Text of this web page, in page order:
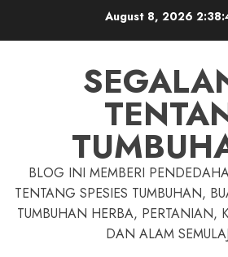
August 8, 2026
BLOG INI MEMBERI
TENTANG SPESIES TUMBUHAN,
TUMBUHAN HERBA, PERTANIAN,
DAN ALAM